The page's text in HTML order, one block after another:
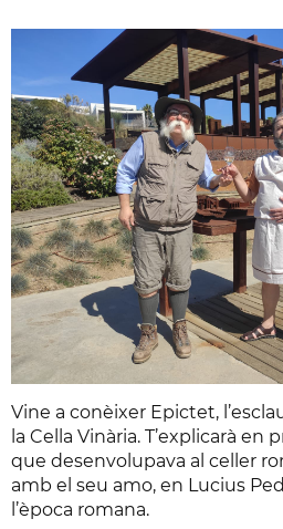
Vine a conèixer Epictet,
la Cella Vinària. T’explicarà en
que desenvolupava al celler
amb el seu amo, en Lucius
l’època romana.